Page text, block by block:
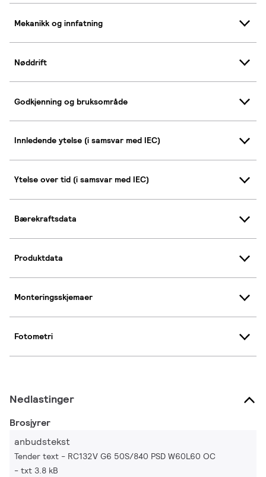
Mekanikk og innfatning
Nøddrift
Godkjenning og bruksområde
Innledende ytelse (i samsvar med IEC)
Ytelse over tid (i samsvar med IEC)
Bærekraftsdata
Produktdata
Monteringsskjemaer
Fotometri
Nedlastinger
Brosjyrer
anbudstekst
Tender text - RC132V G6 50S/840 PSD W60L60 OC
txt 3.8 kB